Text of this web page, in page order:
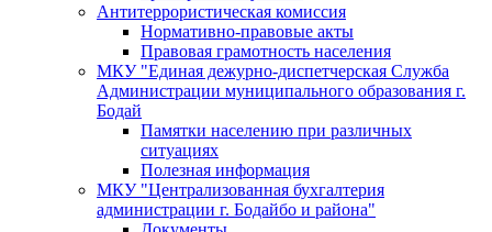
Антитеррористическая комиссия
Нормативно-правовые акты
Правовая грамотность населения
МКУ "Единая дежурно-диспетчерская Служба
Администрации муниципального образования г.
Бодай
Памятки населению при различных
ситуациях
Полезная информация
МКУ "Централизованная бухгалтерия
администрации г. Бодайбо и района"